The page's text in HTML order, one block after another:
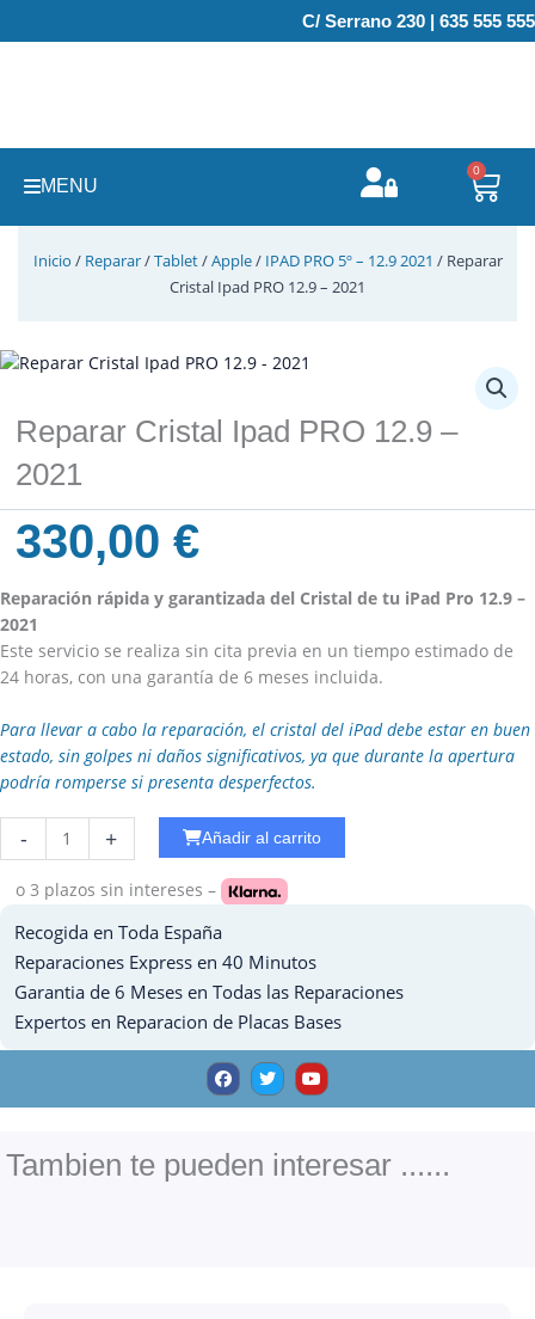
al
C/ Serrano 230 | 635 555 555
MENU
0
Inicio / Reparar/Tablet/Apple/ IPAD PRO 5º – 12.9 2021 / Reparar
Cristal Ipad PRO 12.9 – 2021
Reparar Cristal Ipad PRO 12.9 –
2021
330,00€
Reparación rápida y garantizada del Cristal de tu iPad Pro 12.9 –
2021
Este servicio se realiza sin cita previa en un tiempo estimado de
24 horas, con una garantía de 6 meses incluida.
Para llevar a cabo la reparación, el cristal del iPad debe estar en buen
estado, sin golpes ni daños significativos, ya que durante la apertura
podría romperse si presenta desperfectos.
-
Carga
Ipad
cantidad
+ Añadir al carrito
o 3 plazos sin intereses –
Recogida en Toda España
Reparaciones Express en 40 Minutos
Garantia de 6 Meses en Todas las Reparaciones
Expertos en Reparacion de Placas Bases
F
a
c
e
o
k
T
w
i
t
Y
o
u
t
e
Tambien te pueden interesar ......